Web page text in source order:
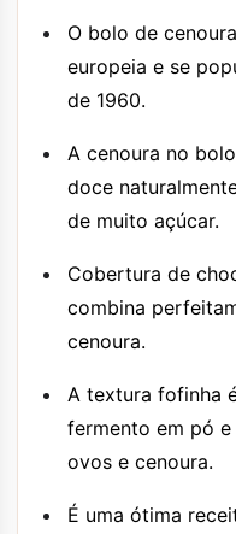
O bolo de
europeia e se
de 1960.
A cenoura no
doce
de muito açúcar.
Cobertura de
combina
cenoura.
A textura fofinha
fermento em pó
ovos e cenoura.
É uma ótima